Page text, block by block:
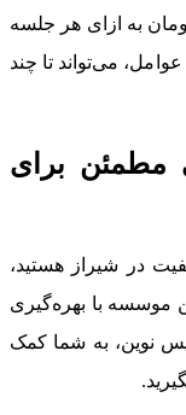
معمولاً از 100 هزار تومان به ازای هر جلسه
می‌تواند تا چند
مطمئن برای
در شیراز هستید،
با بهره‌گیری
نوین، به شما کمک